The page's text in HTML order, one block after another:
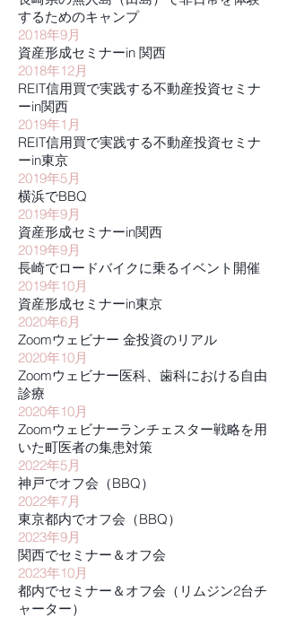
するためのキャンプ
2018年9月
資産形成セミナーin 関西
2018年12月
REIT信用買で実践する不動産投資セミナ
ーin関西
2019年1月
REIT信用買で実践する不動産投資セミナ
ーin東京
2019年5月
横浜でBBQ
2019年9月
資産形成セミナーin関西
2019年9月
長崎でロードバイクに乗るイベント開催
2019年10月
資産形成セミナーin東京
​2020年6月
Zoomウェビナー 金投資のリアル
2020年10月
Zoomウェビナー医科、歯科における自由
診療
2020年10月
Zoomウェビナーランチェスター戦略を用
いた町医者の集患対策
2022年5月
神戸でオフ会（BBQ）
2022年7月
東京都内でオフ会（BBQ）
2023年9月
関西でセミナー＆オフ会
2023年10月
都内でセミナー＆オフ会（リムジン2台チ
ャーター）